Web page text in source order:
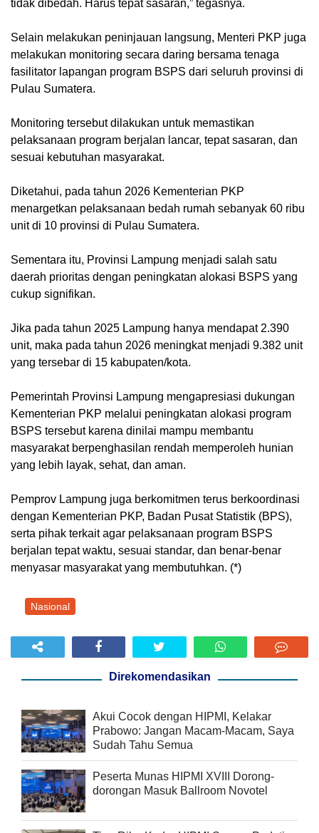
tidak dibedah. Harus tepat sasaran,” tegasnya.
Selain melakukan peninjauan langsung, Menteri PKP juga
melakukan monitoring secara daring bersama tenaga
fasilitator lapangan program BSPS dari seluruh provinsi di
Pulau Sumatera.
Monitoring tersebut dilakukan untuk memastikan
pelaksanaan program berjalan lancar, tepat sasaran, dan
sesuai kebutuhan masyarakat.
Diketahui, pada tahun 2026 Kementerian PKP
menargetkan pelaksanaan bedah rumah sebanyak 60 ribu
unit di 10 provinsi di Pulau Sumatera.
Sementara itu, Provinsi Lampung menjadi salah satu
daerah prioritas dengan peningkatan alokasi BSPS yang
cukup signifikan.
Jika pada tahun 2025 Lampung hanya mendapat 2.390
unit, maka pada tahun 2026 meningkat menjadi 9.382 unit
yang tersebar di 15 kabupaten/kota.
Pemerintah Provinsi Lampung mengapresiasi dukungan
Kementerian PKP melalui peningkatan alokasi program
BSPS tersebut karena dinilai mampu membantu
masyarakat berpenghasilan rendah memperoleh hunian
yang lebih layak, sehat, dan aman.
Pemprov Lampung juga berkomitmen terus berkoordinasi
dengan Kementerian PKP, Badan Pusat Statistik (BPS),
serta pihak terkait agar pelaksanaan program BSPS
berjalan tepat waktu, sesuai standar, dan benar-benar
menyasar masyarakat yang membutuhkan. (*)
Nasional
Direkomendasikan
Akui Cocok dengan HIPMI, Kelakar
Prabowo: Jangan Macam-Macam, Saya
Sudah Tahu Semua
Peserta Munas HIPMI XVIII Dorong-
dorongan Masuk Ballroom Novotel